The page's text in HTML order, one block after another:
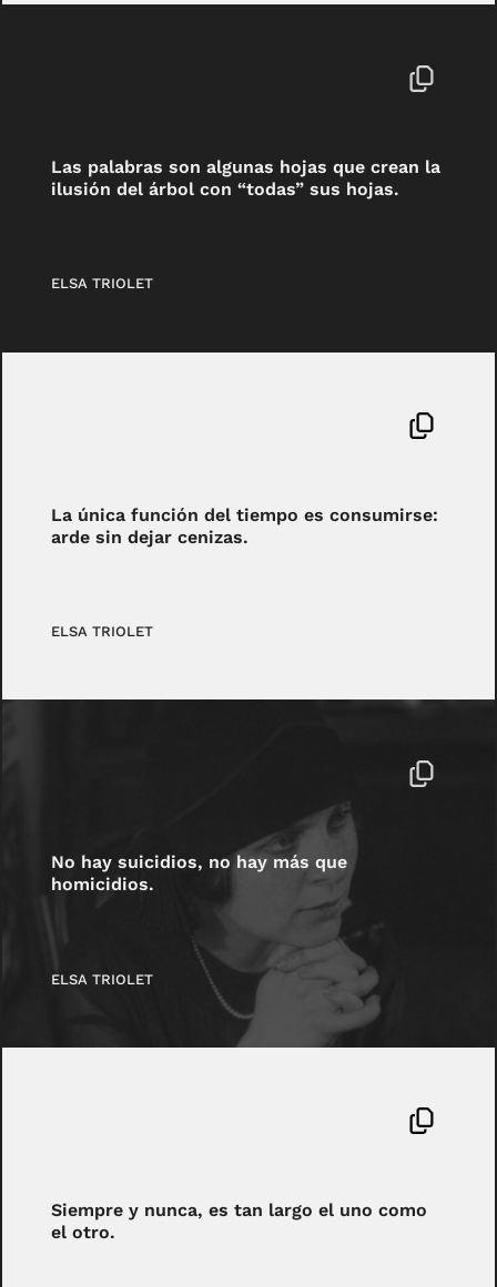
Las palabras son algunas hojas que crean la
ilusión del árbol con “todas” sus hojas.
ELSA TRIOLET
La única función del tiempo es consumirse:
arde sin dejar cenizas.
ELSA TRIOLET
No hay suicidios, no hay más que
homicidios.
ELSA TRIOLET
Siempre y nunca, es tan largo el uno como
el otro.